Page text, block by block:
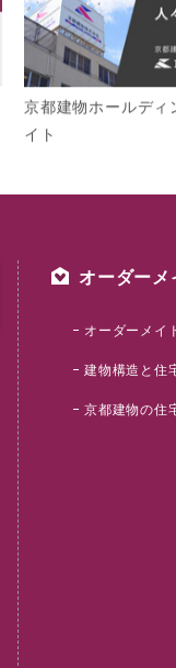
京都建物ホールディ
イト
オーダー
オーダーメイ
建物構造と住
京都建物の住